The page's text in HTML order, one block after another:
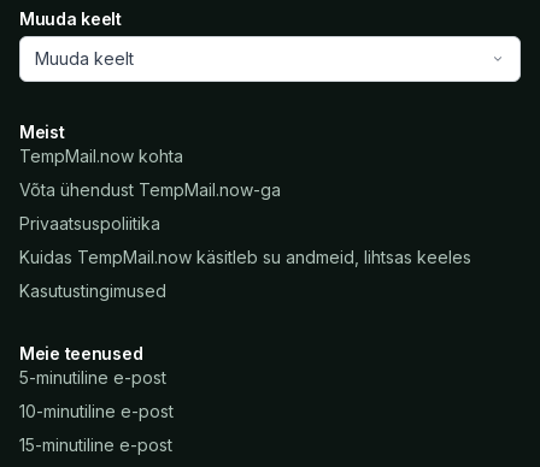
Muuda keelt
Muuda keelt
Meist
TempMail.now kohta
Võta ühendust TempMail.now-ga
Privaatsuspoliitika
Kuidas TempMail.now käsitleb su andmeid, lihtsas keeles
Kasutustingimused
Meie teenused
5-minutiline e-post
10-minutiline e-post
15-minutiline e-post